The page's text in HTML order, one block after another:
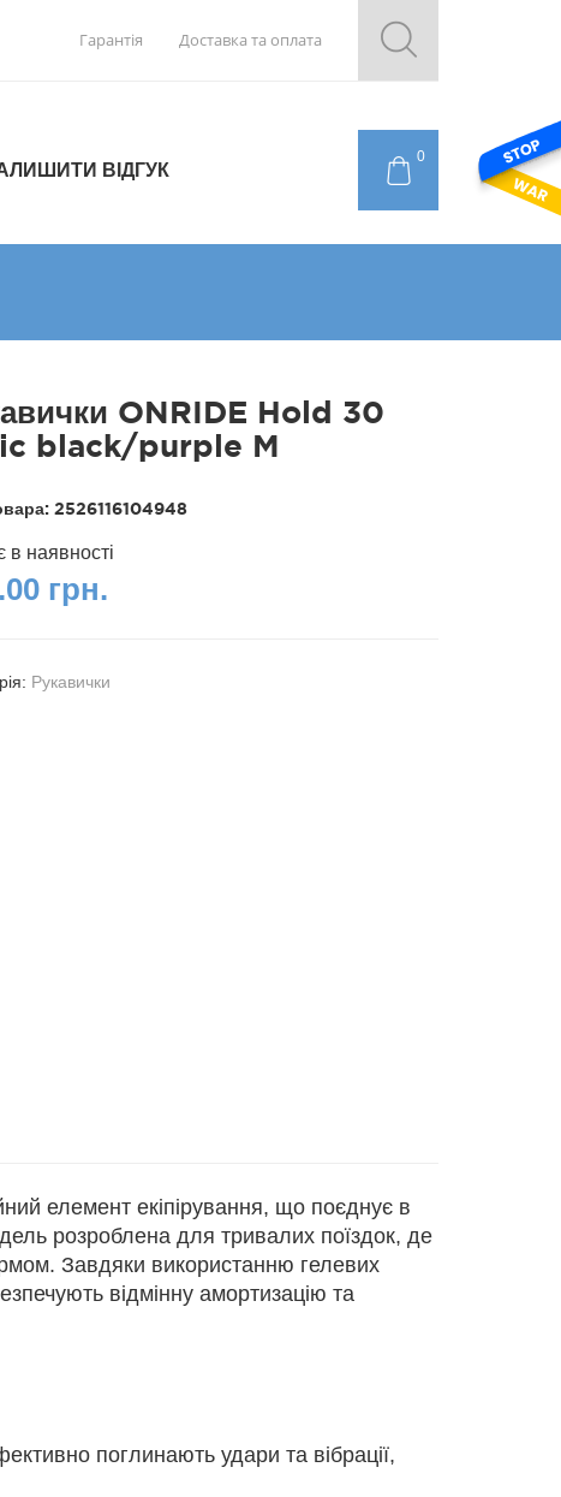
Гарантія Доставка та оплата
0
ВІДГУК
ONRIDE Hold 30
black/purple M
2526116104948
в наявності
грн.
Рукавички
елемент екіпірування, що поєднує в
розроблена для тривалих поїздок, де
Завдяки використанню гелевих
відмінну амортизацію та
поглинають удари та вібрації,